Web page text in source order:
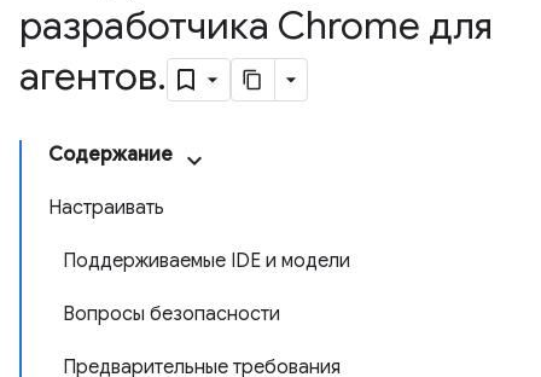
разработчика Chrome для
агентов.
Содержание
Настраивать
Поддерживаемые IDE и модели
Вопросы безопасности
Предварительные требования